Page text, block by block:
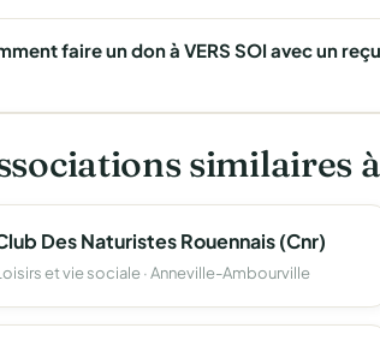
faire un don à VERS SOI avec un
similaires
Des Naturistes Rouennais (Cnr)
et vie sociale · Anneville-Ambourville